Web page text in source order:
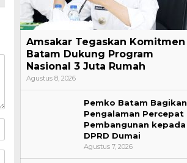
Amsakar Tegaskan Komitmen
Batam Dukung Program
Nasional 3 Juta Rumah
Agustus 8, 2026
Pemko Batam Bagikan
Pengalaman Percepat
Pembangunan kepada
DPRD Dumai
Agustus 7, 2026